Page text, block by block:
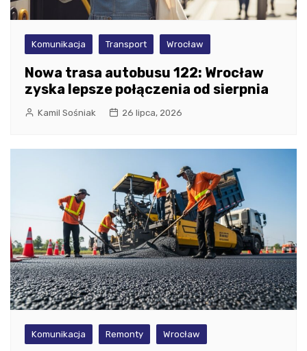
Komunikacja Transport Wrocław
Nowa trasa autobusu 122: Wrocław
zyska lepsze połączenia od sierpnia
Kamil Sośniak 26 lipca, 2026
Komunikacja Remonty Wrocław